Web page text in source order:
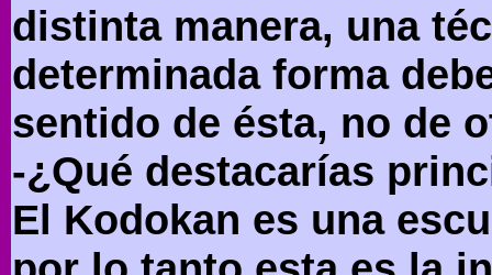
distinta manera, una
determinada forma
sentido de ésta, no de
-¿Qué destacarías
El Kodokan es una